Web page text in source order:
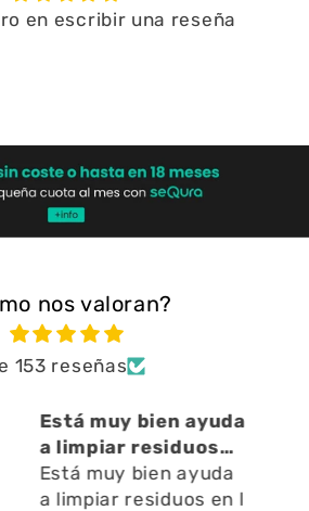
en escribir una reseña
nos valoran?
153 reseñas
Está muy bien ayuda
a limpiar residuos
en l
Está muy bien ayuda
a limpiar residuos en l